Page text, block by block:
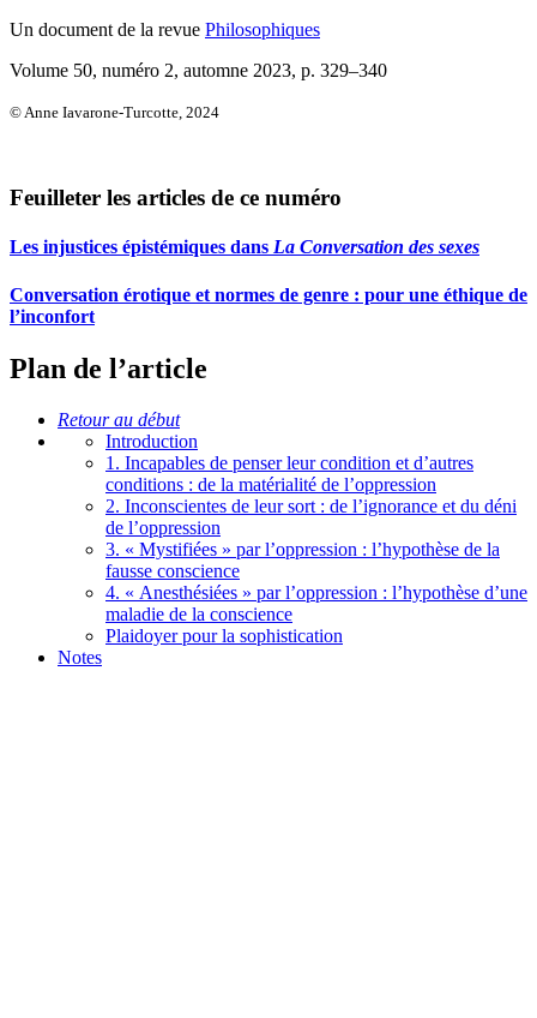
Un document de la revue Philosophiques
Volume 50, numéro 2, automne 2023, p. 329–340
© Anne Iavarone-Turcotte, 2024
Feuilleter les articles de ce numéro
Les injustices épistémiques dans La Conversation des sexes
Conversation érotique et normes de genre : pour une éthique de
l’inconfort
Plan de l’article
Retour au début
Introduction
1. Incapables de penser leur condition et d’autres
conditions : de la matérialité de l’oppression
2. Inconscientes de leur sort : de l’ignorance et du déni
de l’oppression
3. « Mystifiées » par l’oppression : l’hypothèse de la
fausse conscience
4. « Anesthésiées » par l’oppression : l’hypothèse d’une
maladie de la conscience
Plaidoyer pour la sophistication
Notes